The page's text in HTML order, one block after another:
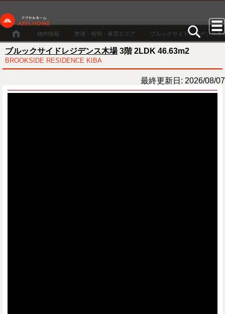
物件情報 豊洲・有明・東雲エリア ブルックサイドレジデンス木
ブルックサイドレジデンス木場3階 2LDK 46.63m2
BROOKSIDE RESIDENCE KIBA
最終更新日: 2026/08/07